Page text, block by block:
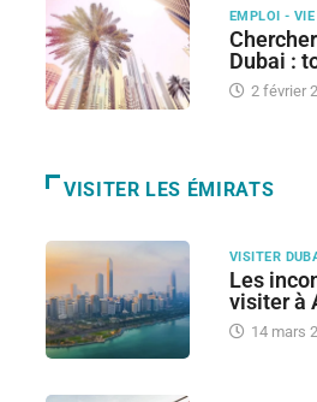
EMPLOI -
Dubai :
2 février
VISITER LES ÉMIRATS
VISITER
Les
visiter à
14 mars